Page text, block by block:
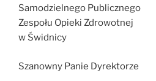
Samodzielnego Publicznego
Zespołu Opieki Zdrowotnej
w Świdnicy
Szanowny Panie Dyrektorze